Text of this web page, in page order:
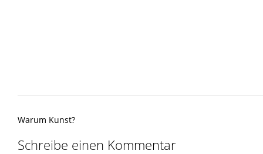
Post
Warum Kunst?
Schreibe einen Kommentar